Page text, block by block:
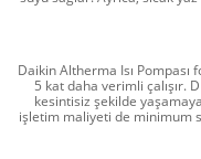
Daikin Altherma Isı Pompası
5 kat daha verimli çalışır.
kesintisiz şekilde
işletim maliyeti de minimum